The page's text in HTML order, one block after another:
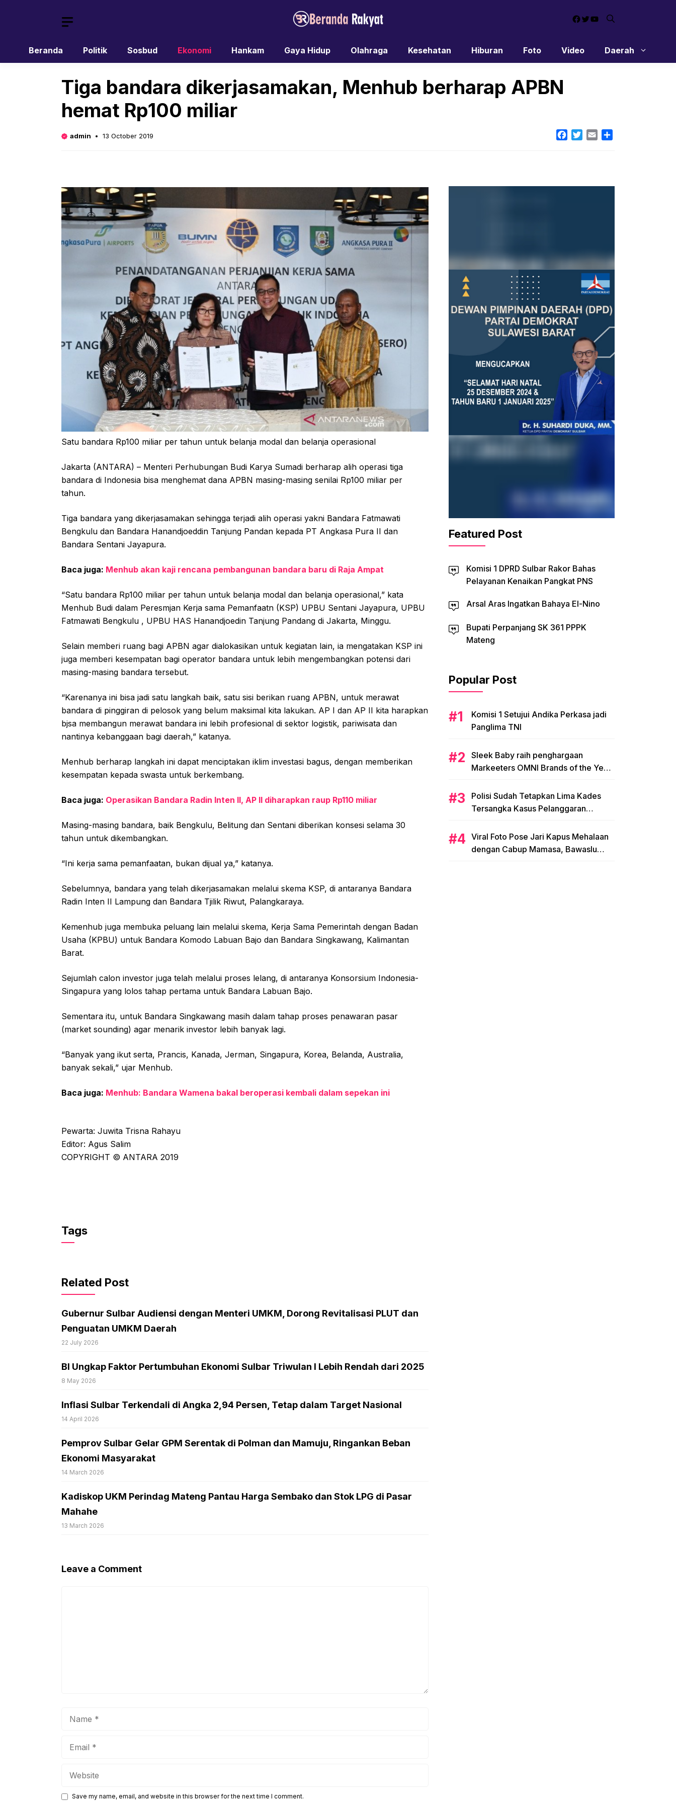
Facebook
Twitter
YouTube
Beranda Politik Sosbud Ekonomi Hankam Gaya Hidup Olahraga Kesehatan Hiburan Foto Video Daerah
Tiga bandara dikerjasamakan, Menhub berharap APBN
hemat Rp100 miliar
admin 13 October 2019 Facebook
TwitterEmail
Satu bandara Rp100 miliar per tahun untuk belanja modal dan belanja operasional
Jakarta (ANTARA) – Menteri Perhubungan Budi Karya Sumadi berharap alih operasi tiga
bandara di Indonesia bisa menghemat dana APBN masing-masing senilai Rp100 miliar per
tahun.
Tiga bandara yang dikerjasamakan sehingga terjadi alih operasi yakni Bandara Fatmawati
Bengkulu dan Bandara Hanandjoeddin Tanjung Pandan kepada PT Angkasa Pura II dan
Bandara Sentani Jayapura.
Baca juga: Menhub akan kaji rencana pembangunan bandara baru di Raja Ampat
“Satu bandara Rp100 miliar per tahun untuk belanja modal dan belanja operasional,” kata
Menhub Budi dalam Peresmjan Kerja sama Pemanfaatn (KSP) UPBU Sentani Jayapura, UPBU
Fatmawati Bengkulu , UPBU HAS Hanandjoedin Tanjung Pandang di Jakarta, Minggu.
Selain memberi ruang bagi APBN agar dialokasikan untuk kegiatan lain, ia mengatakan KSP ini
juga memberi kesempatan bagi operator bandara untuk lebih mengembangkan potensi dari
masing-masing bandara tersebut.
“Karenanya ini bisa jadi satu langkah baik, satu sisi berikan ruang APBN, untuk merawat
bandara di pinggiran di pelosok yang belum maksimal kita lakukan. AP I dan AP II kita harapkan
bjsa membangun merawat bandara ini lebih profesional di sektor logistik, pariwisata dan
nantinya kebanggaan bagi daerah,” katanya.
Menhub berharap langkah ini dapat menciptakan iklim investasi bagus, dengan memberikan
kesempatan kepada swasta untuk berkembang.
Baca juga: Operasikan Bandara Radin Inten II, AP II diharapkan raup Rp110 miliar
Masing-masing bandara, baik Bengkulu, Belitung dan Sentani diberikan konsesi selama 30
tahun untuk dikembangkan.
“Ini kerja sama pemanfaatan, bukan dijual ya,” katanya.
Sebelumnya, bandara yang telah dikerjasamakan melalui skema KSP, di antaranya Bandara
Radin Inten II Lampung dan Bandara Tjilik Riwut, Palangkaraya.
Kemenhub juga membuka peluang lain melalui skema, Kerja Sama Pemerintah dengan Badan
Usaha (KPBU) untuk Bandara Komodo Labuan Bajo dan Bandara Singkawang, Kalimantan
Barat.
Sejumlah calon investor juga telah melalui proses lelang, di antaranya Konsorsium Indonesia-
Singapura yang lolos tahap pertama untuk Bandara Labuan Bajo.
Sementara itu, untuk Bandara Singkawang masih dalam tahap proses penawaran pasar
(market sounding) agar menarik investor lebih banyak lagi.
“Banyak yang ikut serta, Prancis, Kanada, Jerman, Singapura, Korea, Belanda, Australia,
banyak sekali,” ujar Menhub.
Baca juga: Menhub: Bandara Wamena bakal beroperasi kembali dalam sepekan ini
Pewarta: Juwita Trisna Rahayu
Editor: Agus Salim
COPYRIGHT © ANTARA 2019
Tags
Related Post
Gubernur Sulbar Audiensi dengan Menteri UMKM, Dorong Revitalisasi PLUT dan
Penguatan UMKM Daerah
22 July 2026
BI Ungkap Faktor Pertumbuhan Ekonomi Sulbar Triwulan I Lebih Rendah dari 2025
8 May 2026
Inflasi Sulbar Terkendali di Angka 2,94 Persen, Tetap dalam Target Nasional
14 April 2026
Pemprov Sulbar Gelar GPM Serentak di Polman dan Mamuju, Ringankan Beban
Ekonomi Masyarakat
14 March 2026
Kadiskop UKM Perindag Mateng Pantau Harga Sembako dan Stok LPG di Pasar
Mahahe
13 March 2026
Leave a Comment
Save my name, email, and website in this browser for the next time I comment.
Featured Post
Komisi 1 DPRD Sulbar Rakor Bahas
Pelayanan Kenaikan Pangkat PNS
Arsal Aras Ingatkan Bahaya El-Nino
Bupati Perpanjang SK 361 PPPK
Mateng
Popular Post
Komisi 1 Setujui Andika Perkasa jadi
Panglima TNI
Sleek Baby raih penghargaan
Markeeters OMNI Brands of the Year
Polisi Sudah Tetapkan Lima Kades
Tersangka Kasus Pelanggaran
Viral Foto Pose Jari Kapus Mehalaan
dengan Cabup Mamasa, Bawaslu